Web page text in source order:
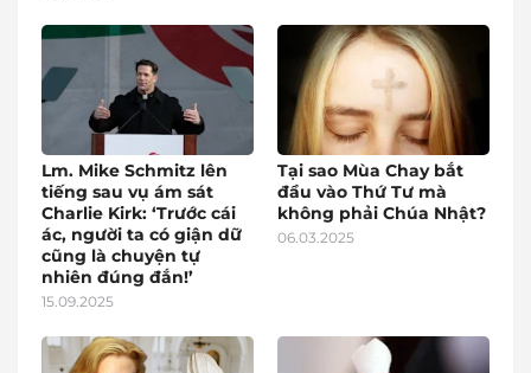
Lm. Mike Schmitz lên
tiếng sau vụ ám sát
Charlie Kirk: ‘Trước cái
ác, người ta có giận dữ
cũng là chuyện tự
nhiên đúng đắn!’
15.09.2025
Tại sao Mùa Chay bắt
đầu vào Thứ Tư mà
không phải Chúa Nhật?
06.03.2025